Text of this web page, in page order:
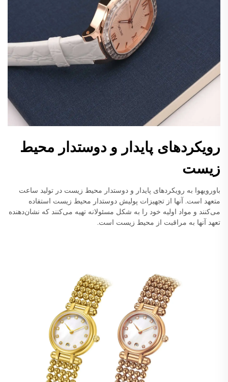
رویکردهای پایدار و دوستدار محیط
زیست
باورویهوا به رویکردهای پایدار و دوستدار محیط زیست در تولید ساعت
متعهد است. آنها از تجهیزات پولیش دوستدار محیط زیست استفاده
می‌کنند و مواد اولیه خود را به شکل مسئولانه تهیه می‌کنند که نشان‌دهنده
تعهد آنها به مراقبت از محیط زیست است.